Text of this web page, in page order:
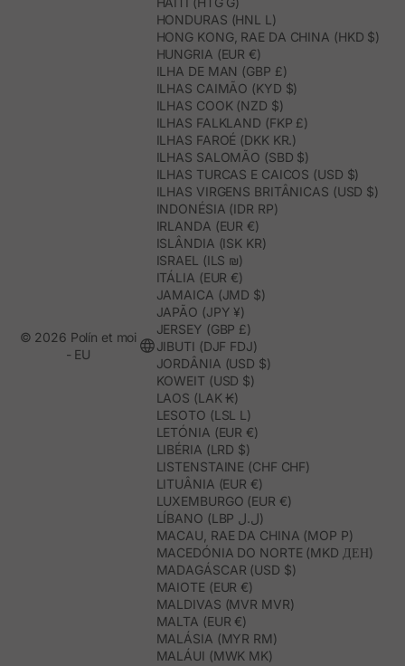
HONDURAS (HNL L)
HONG KONG, RAE DA CHINA (HKD $)
HUNGRIA (EUR €)
ILHA DE MAN (GBP £)
ILHAS CAIMÃO (KYD $)
ILHAS COOK (NZD $)
ILHAS FALKLAND (FKP £)
ILHAS FAROÉ (DKK KR.)
ILHAS SALOMÃO (SBD $)
ILHAS TURCAS E CAICOS (USD $)
ILHAS VIRGENS BRITÂNICAS (USD $)
INDONÉSIA (IDR RP)
IRLANDA (EUR €)
ISLÂNDIA (ISK KR)
ISRAEL (ILS ₪)
ITÁLIA (EUR €)
JAMAICA (JMD $)
JAPÃO (JPY ¥)
JERSEY (GBP £)
JIBUTI (DJF FDJ)
JORDÂNIA (USD $)
KOWEIT (USD $)
LAOS (LAK ₭)
LESOTO (LSL L)
LETÓNIA (EUR €)
LIBÉRIA (LRD $)
LISTENSTAINE (CHF CHF)
LITUÂNIA (EUR €)
LUXEMBURGO (EUR €)
LÍBANO (LBP ل.ل)
MACAU, RAE DA CHINA (MOP P)
MACEDÓNIA DO NORTE (MKD ДЕН)
MADAGÁSCAR (USD $)
MAIOTE (EUR €)
MALDIVAS (MVR MVR)
MALTA (EUR €)
MALÁSIA (MYR RM)
MALÁUI (MWK MK)
© 2026 Polín et moi
- EU